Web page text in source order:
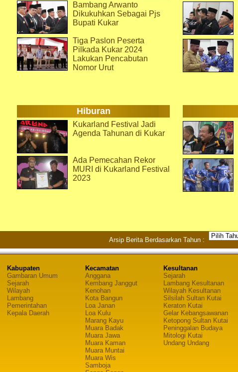
Bambang Arwanto
Dikukuhkan Sebagai Pjs
Bupati Kukar
Tiga Paslon Peserta
Pilkada Kukar 2024
Lakukan Pencabutan
Nomor Urut
Hiburan
Kukarland Festival Jadi
Agenda Tahunan di Kukar
Ada Pemecahan Rekor
MURI di Kukarland Festival
2023
Arsip Berita Berdasarkan Tahun :
Kabupaten
Gambaran Umum
Sejarah
Wilayah
Lambang
Pemerintahan
Kepala Daerah
Kecamatan
Anggana
Kembang Janggut
Kenohan
Kota Bangun
Loa Janan
Loa Kulu
Marang Kayu
Muara Badak
Muara Jawa
Muara Kaman
Muara Muntai
Muara Wis
Samboja
Kesultanan
Sejarah
Lambang Kesultanan
Wilayah Kesultanan
Silsilah Sultan Kutai
Keraton Kutai
Gelar Kebangsawanan
Ketopong Sultan Kutai
Peninggalan Budaya
Mitologi Kutai
Undang Undang